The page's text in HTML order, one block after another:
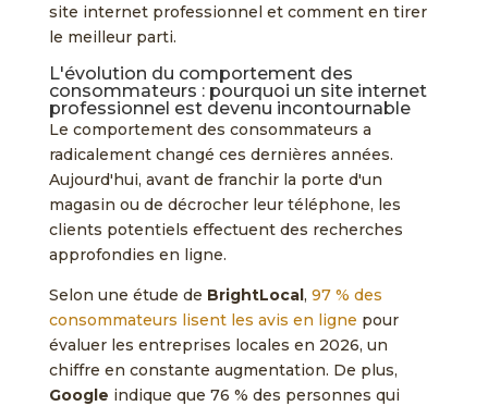
site internet professionnel et comment en tirer
le meilleur parti.
L'évolution du comportement des
consommateurs : pourquoi un site internet
professionnel est devenu incontournable
Le comportement des consommateurs a
radicalement changé ces dernières années.
Aujourd'hui, avant de franchir la porte d'un
magasin ou de décrocher leur téléphone, les
clients potentiels effectuent des recherches
approfondies en ligne.
Selon une étude de BrightLocal, 97 % des
consommateurs lisent les avis en ligne pour
évaluer les entreprises locales en 2026, un
chiffre en constante augmentation. De plus,
Google indique que 76 % des personnes qui